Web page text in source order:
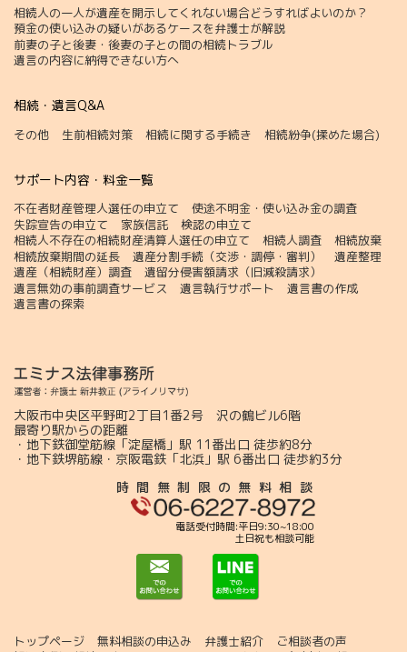
相続人の一人が遺産を開示してくれない場合どうすればよいのか？
預金の使い込みの疑いがあるケースを弁護士が解説
前妻の子と後妻・後妻の子との間の相続トラブル
遺言の内容に納得できない方へ
相続・遺言Q&A
その他 生前相続対策 相続に関する手続き 相続紛争(揉めた場合)
サポート内容・料金一覧
不在者財産管理人選任の申立て
使途不明金・使い込み金の調査
失踪宣告の申立て
家族信託
検認の申立て
相続人不存在の相続財産清算人選任の申立て
相続人調査
相続放棄
相続放棄期間の延長
遺産分割手続（交渉・調停・審判）
遺産整理
遺産（相続財産）調査
遺留分侵害額請求（旧減殺請求）
遺言無効の事前調査サービス
遺言執行サポート
遺言書の作成
遺言書の探索
大阪市中央区平野町2丁目1番2号 沢の鶴ビル6階
最寄り駅からの距離
・地下鉄御堂筋線「淀屋橋」駅 11番出口 徒歩約8分
・地下鉄堺筋線・京阪電鉄「北浜」駅 6番出口 徒歩約3分
時間無制限の無料相談
電話受付時間:平日9:30~18:00
土日祝も相談可能
トップページ 無料相談の申込み 弁護士紹介
ご相談者の声